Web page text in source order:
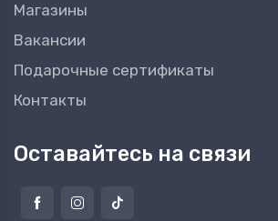
Магазины
Вакансии
Подарочные сертификаты
Контакты
Оставайтесь на связи